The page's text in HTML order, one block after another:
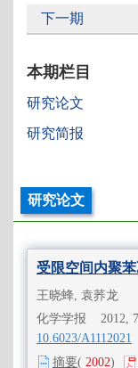
下一期
本期栏目
研究论文
研究简报
研究论文
受限空间内聚
王晓蜂, 袁荞龙
化学学报 2012,
10.6023/A1112021
摘要( 2002)